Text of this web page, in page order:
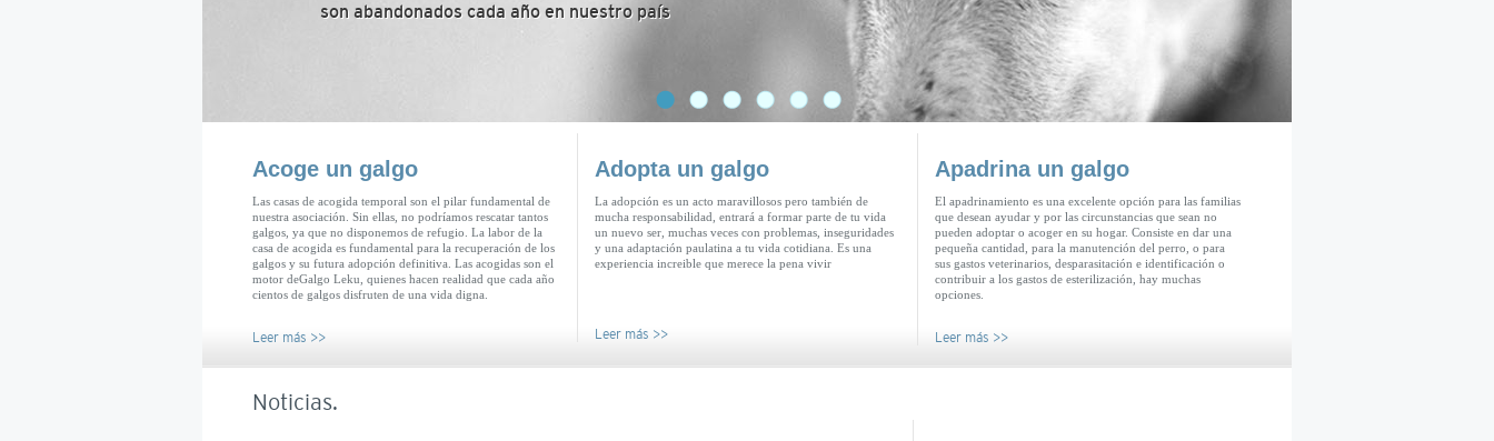
son abandonados cada año en nuestro país
Acoge un galgo
Las casas de acogida temporal son el pilar fundamental de
nuestra asociación. Sin ellas, no podríamos rescatar tantos
galgos, ya que no disponemos de refugio. La labor de la
casa de acogida es fundamental para la recuperación de los
galgos y su futura adopción definitiva. Las acogidas son el
motor deGalgo Leku, quienes hacen realidad que cada año
cientos de galgos disfruten de una vida digna.
Leer más >>
Adopta un galgo
La adopción es un acto maravillosos pero también de
mucha responsabilidad, entrará a formar parte de tu vida
un nuevo ser, muchas veces con problemas, inseguridades
y una adaptación paulatina a tu vida cotidiana. Es una
experiencia increible que merece la pena vivir
Leer más >>
Apadrina un galgo
El apadrinamiento es una excelente opción para las familias
que desean ayudar y por las circunstancias que sean no
pueden adoptar o acoger en su hogar. Consiste en dar una
pequeña cantidad, para la manutención del perro, o para
sus gastos veterinarios, desparasitación e identificación o
contribuir a los gastos de esterilización, hay muchas
opciones.
Leer más >>
Noticias.